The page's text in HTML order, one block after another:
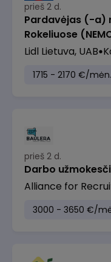
prieš 2 d.
Pardavėjas (-a)
Rokeliuose
Lidl Lietuva, UAB
1715 - 2170 €/mėn.
prieš 2 d.
Darbo
Alliance for
3000 - 3650 €/